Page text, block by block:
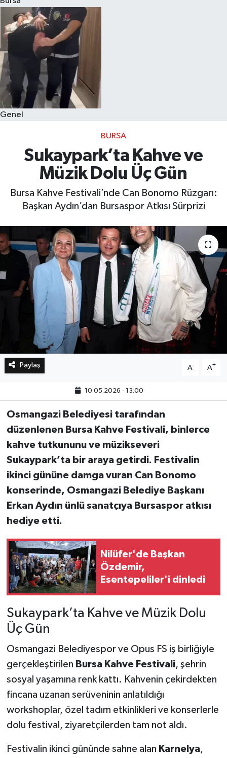
Genel
BURSA
Sukaypark’ta Kahve ve
Müzik Dolu Üç Gün
Bursa Kahve Festivali’nde Can Bonomo Rüzgarı:
Başkan Aydın’dan Bursaspor Atkısı Sürprizi
Paylaş A- A+
10.05.2026 - 13:00
Osmangazi Belediyesi tarafından
düzenlenen Bursa Kahve Festivali, binlerce
kahve tutkununu ve müzikseveri
Sukaypark’ta bir araya getirdi. Festivalin
ikinci gününe damga vuran Can Bonomo
konserinde, Osmangazi Belediye Başkanı
Erkan Aydın ünlü sanatçıya Bursaspor atkısı
hediye etti.
Nilüfer'de Başkan
Özdemir,
Esentepeliler'i dinledi
Sukaypark’ta Kahve ve Müzik Dolu
Üç Gün
Osmangazi Belediyespor ve Opus FS iş birliğiyle
gerçekleştirilen Bursa Kahve Festivali, şehrin
sosyal yaşamına renk kattı. Kahvenin çekirdekten
fincana uzanan serüveninin anlatıldığı
workshoplar, özel tadım etkinlikleri ve konserlerle
dolu festival, ziyaretçilerden tam not aldı.
Festivalin ikinci gününde sahne alan Karnelya,
Eğitim
Sağlık
Magazin
Kültür & Sanat
Teknoloji
Bilim
Genel
Bilim, Teknoloji